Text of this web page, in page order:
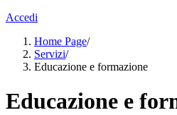
Accedi
Home Page/
Servizi/
Educazione e formazione
Educazione e